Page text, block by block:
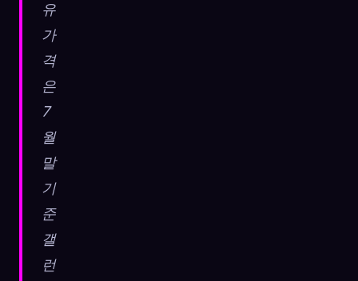
유
가
격
은
7
월
말
기
준
갤
런